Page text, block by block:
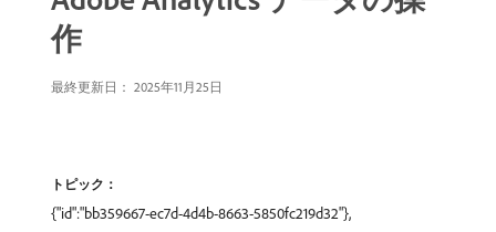
作
最終更新日： 2025年11月25日
トピック：
{"id":"bb359667-ec7d-4d4b-8663-5850fc219d32"},